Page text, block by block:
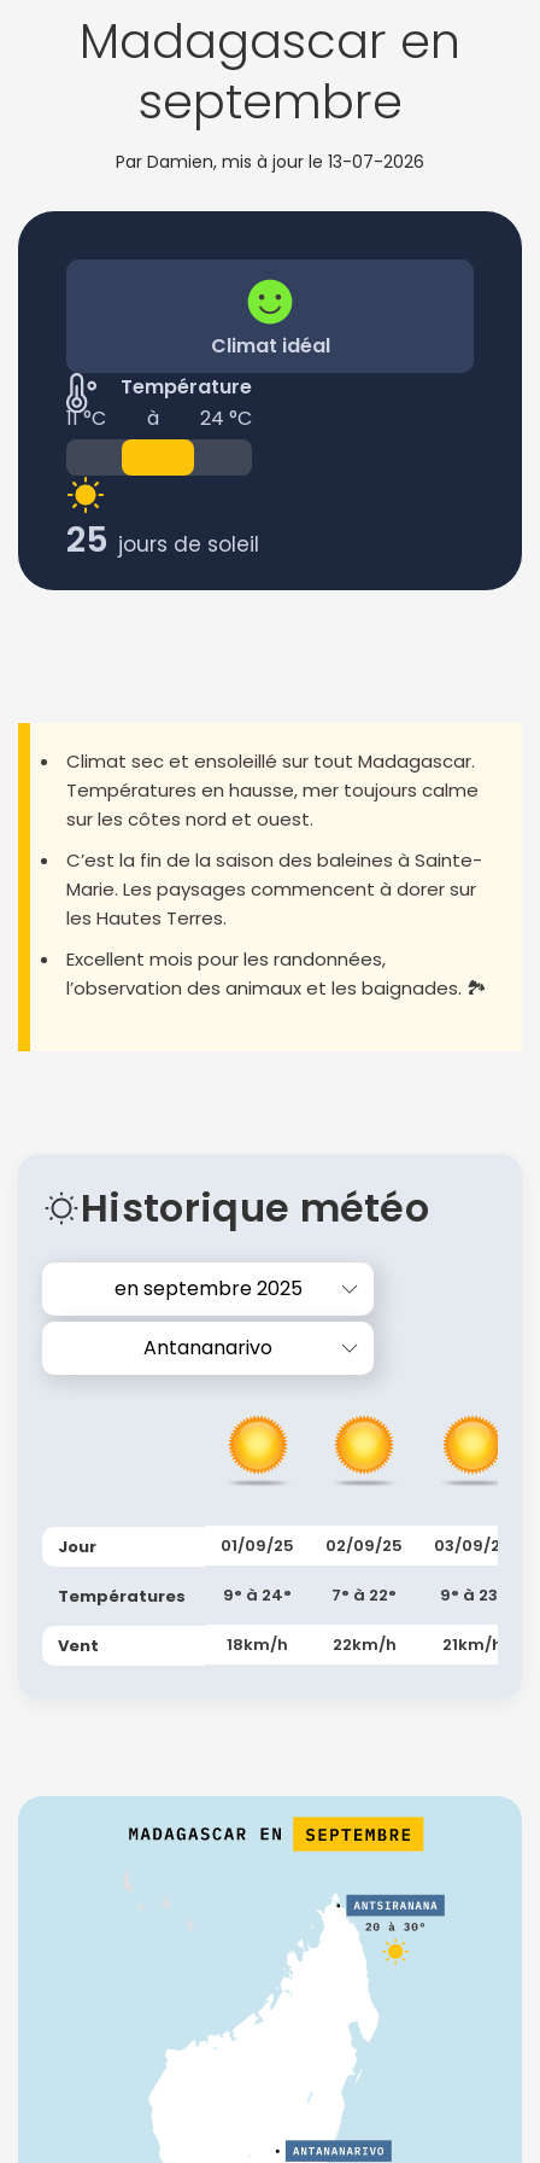
Madagascar en
septembre
Par Damien, mis à jour le 13-07-2026
Climat idéal
Température
11 °C
à 24 °C
25 jours de soleil
Climat sec et ensoleillé sur tout Madagascar.
Températures en hausse, mer toujours calme
sur les côtes nord et ouest.
C’est la fin de la saison des baleines à Sainte-
Marie. Les paysages commencent à dorer sur
les Hautes Terres.
Excellent mois pour les randonnées,
l’observation des animaux et les baignades. 🏞️
Historique météo
en septembre 2025
Antananarivo
Jour
Températures
Vent
01/09/25
9° à 24°
18km/h
02/09/25
7° à 22°
22km/h
03/09/25
9° à 23°
21km/h